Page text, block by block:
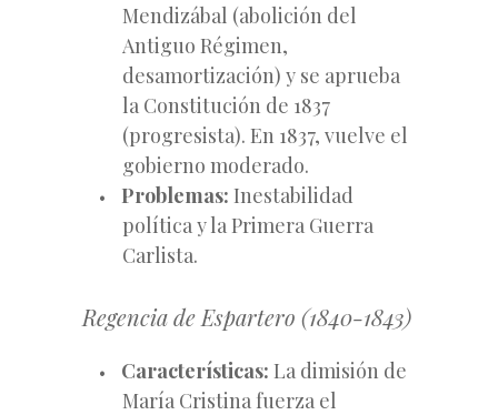
Mendizábal (abolición del
Antiguo Régimen,
desamortización) y se aprueba
la Constitución de 1837
(progresista). En 1837, vuelve el
gobierno moderado.
Problemas: Inestabilidad
política y la Primera Guerra
Carlista.
Regencia de Espartero (1840-1843)
Características: La dimisión de
María Cristina fuerza el